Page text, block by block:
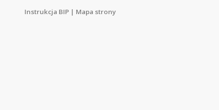
Instrukcja BIP | Mapa strony